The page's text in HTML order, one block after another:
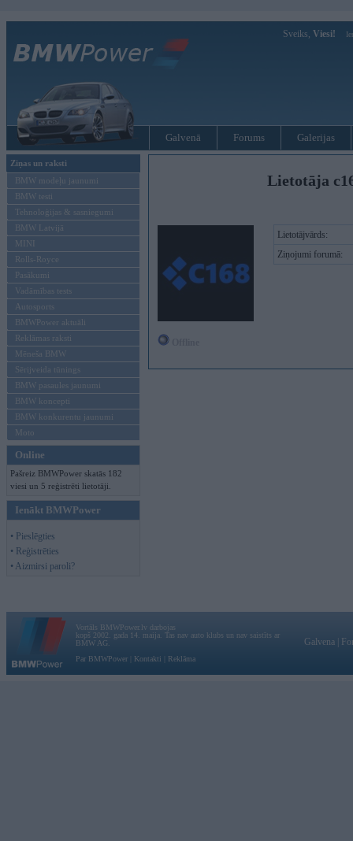
Sveiks, Viesi!
Galvenā Forums Galerijas
Ziņas un raksti
BMW modeļu jaunumi
BMW testi
Tehnoloģijas & sasniegumi
BMW Latvijā
MINI
Rolls-Royce
Pasākumi
Vadāmības tests
Autosports
BMWPower aktuāli
Reklāmas raksti
Mēneša BMW
Sērijveida tūnings
BMW pasaules jaunumi
BMW koncepti
BMW konkurentu jaunumi
Moto
Online
Pašreiz BMWPower skatās 182
viesi un 5 reģistrēti lietotāji.
Ienākt BMWPower
• Pieslēgties
• Reģistrēties
• Aizmirsi paroli?
Lietotāja
Lietotājvārds:
Ziņojumi forumā:
Vortāls BMWPower.lv darbojas
kopš 2002. gada 14. maija. Tas nav auto klubs un nav saistīts ar
BMW AG.
Par BMWPower
Kontakti Reklāma
Galvena